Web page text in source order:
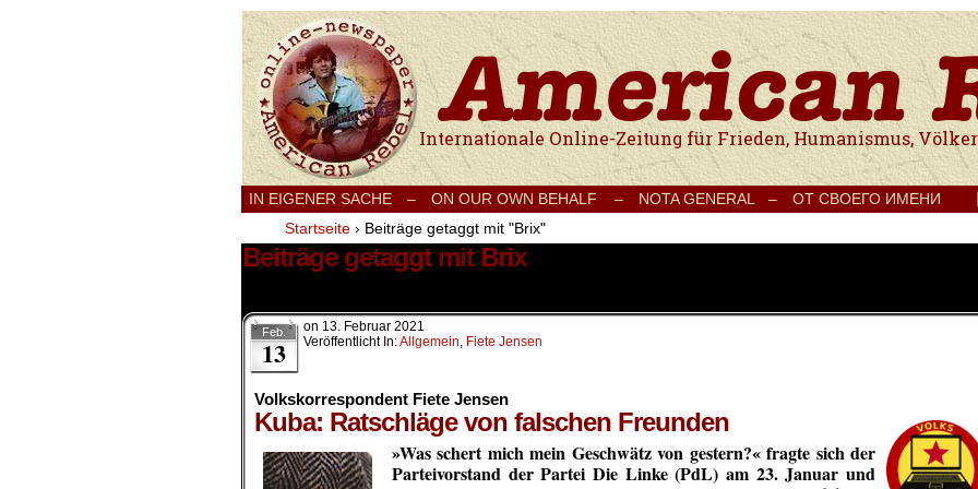
Internationale Onlinezeitung für Frieden, Humanismus, Völkerverständigung und
IN EIGENER SACHE – ON OUR OWN BEHALF – NOTA GENERAL – ОТ СВОЕГО ИМЕНИ
Startseite › Beiträge getaggt mit "Brix"
Beiträge getaggt mit Brix
Feb.
13
on 13. Februar 2021
Veröffentlicht In:Allgemein, Fiete Jensen
Volkskorrespondent Fiete Jensen
Kuba: Ratschläge von falschen Freunden
»Was schert mich mein Geschwätz von gestern?« fragte sich der
Parteivorstand der Partei Die Linke (PdL) am 23. Januar und